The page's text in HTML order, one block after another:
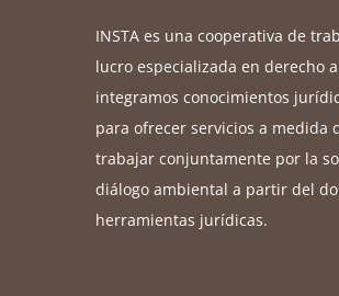
INSTA es una cooperativa de
lucro especializada en derecho
integramos conocimientos
para ofrecer servicios a medida
trabajar conjuntamente por la
diálogo ambiental a partir del
herramientas jurídicas.